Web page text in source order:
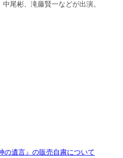
尾彬、滝藤賢一などが出演。
の遺言』の販売自粛について